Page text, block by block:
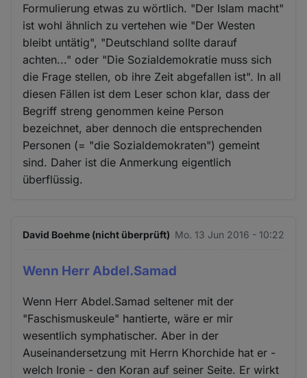
Formulierung etwas zu wörtlich. "Der Islam macht"
ist wohl ähnlich zu vertehen wie "Der Westen
bleibt untätig", "Deutschland sollte darauf
achten..." oder "Die Sozialdemokratie muss sich
die Frage stellen, ob ihre Zeit abgefallen ist". In all
diesen Fällen ist dem Leser schon klar, dass der
Begriff streng genommen keine Person
bezeichnet, aber dennoch die entsprechenden
Personen (= "die Sozialdemokraten") gemeint
sind. Daher ist die Anmerkung eigentlich
überflüssig.
David Boehme (nicht überprüft) Mo. 13 Jun 2016 - 10:22
Wenn Herr Abdel.Samad
Wenn Herr Abdel.Samad seltener mit der
"Faschismuskeule" hantierte, wäre er mir
wesentlich symphatischer. Aber in der
Auseinandersetzung mit Herrn Khorchide hat er -
welch Ironie - den Koran auf seiner Seite. Er wirkt